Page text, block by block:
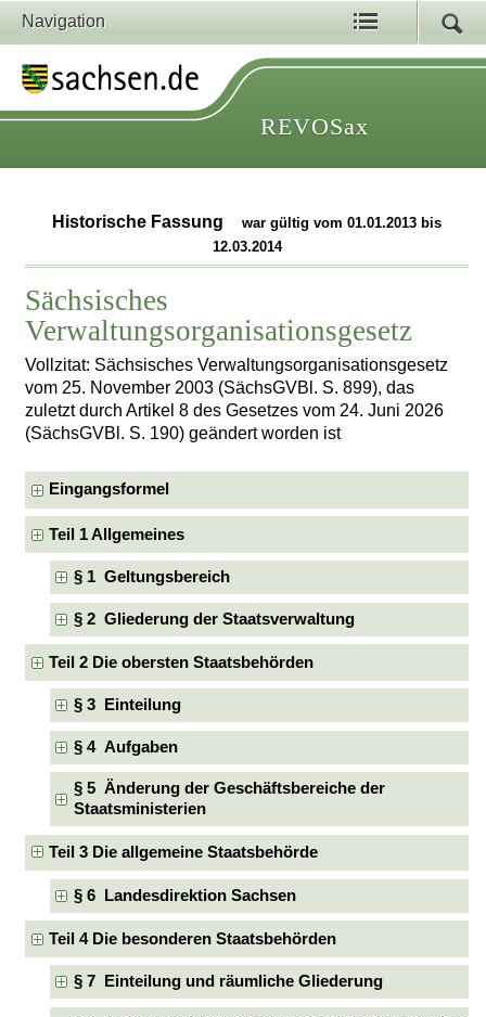
Navigation
REVOSax
Historische Fassung
war gültig vom 01.01.2013 bis
12.03.2014
Sächsisches
Verwaltungsorganisationsgesetz
Vollzitat: Sächsisches Verwaltungsorganisationsgesetz
vom 25. November 2003 (SächsGVBl. S. 899), das
zuletzt durch Artikel 8 des Gesetzes vom 24. Juni 2026
(SächsGVBl. S. 190) geändert worden ist
Eingangsformel
Teil 1 Allgemeines
§ 1 Geltungsbereich
§ 2 Gliederung der Staatsverwaltung
Teil 2 Die obersten Staatsbehörden
§ 3 Einteilung
§ 4 Aufgaben
§ 5 Änderung der Geschäftsbereiche der
Staatsministerien
Teil 3 Die allgemeine Staatsbehörde
§ 6 Landesdirektion Sachsen
Teil 4 Die besonderen Staatsbehörden
§ 7 Einteilung und räumliche Gliederung